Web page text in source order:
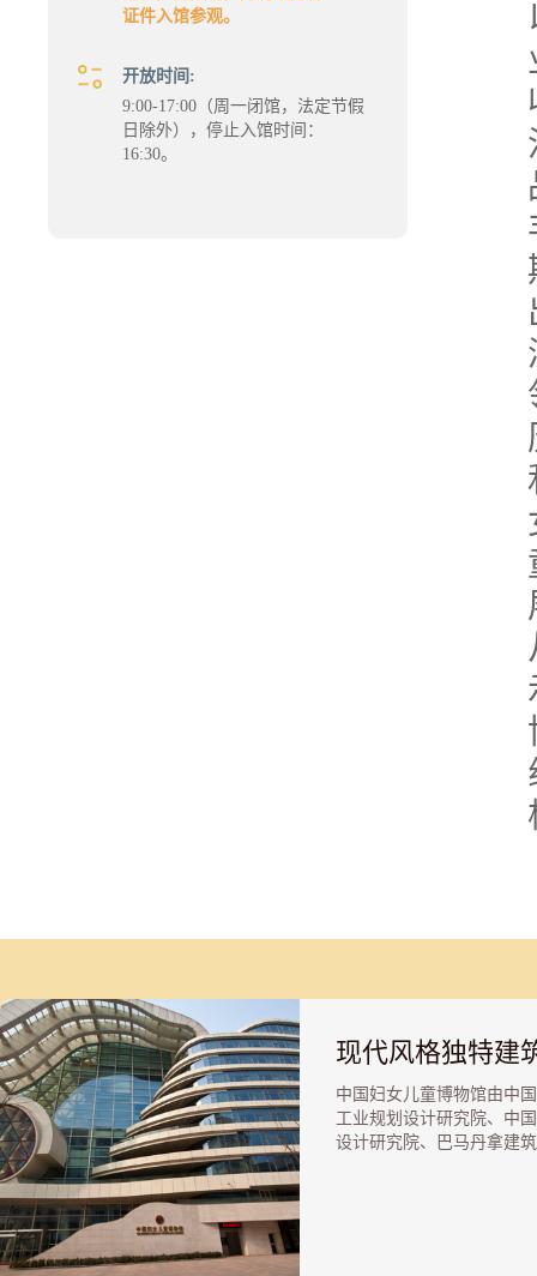
证件入馆参观。
开放时间:
9:00-17:00（周一闭馆，法定节假
日除外），停止入馆时间：
16:30。
现代风格独特建
中国妇女儿童博物馆由中
工业规划设计研究院、中
设计研究院、巴马丹拿建